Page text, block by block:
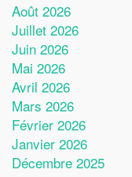
Août 2026
Juillet 2026
Juin 2026
Mai 2026
Avril 2026
Mars 2026
Février 2026
Janvier 2026
Décembre 2025